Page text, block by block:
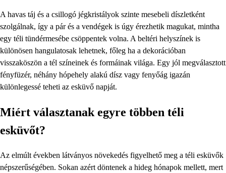
A havas táj és a csillogó jégkristályok szinte mesebeli díszletként
szolgálnak, így a pár és a vendégek is úgy érezhetik magukat, mintha
egy téli tündérmesébe csöppentek volna. A beltéri helyszínek is
különösen hangulatosak lehetnek, főleg ha a dekorációban
visszaköszön a tél színeinek és formáinak világa. Egy jól megválasztott
fényfüzér, néhány hópehely alakú dísz vagy fenyőág igazán
különlegessé teheti az esküvő napját.
Miért választanak egyre többen téli
esküvőt?
Az elmúlt években látványos növekedés figyelhető meg a téli esküvők
népszerűségében. Sokan azért döntenek a hideg hónapok mellett, mert